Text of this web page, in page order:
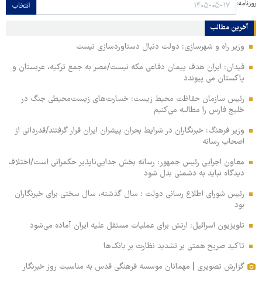
روزنامه: انتخاب
آخرین مطالب
وزیر راه و شهرسازی: دولت دنبال دستاوردسازی نیست
فیدان: ایران هدف پیمان دفاعی مکه نیست/مصر به جمع ترکیه، عربستان و
پاکستان می پیوندد
رئیس سازمان حفاظت محیط زیست: خسارت‌های زیست‌محیطی جنگ در
خلیج فارس را مطالبه‌ می‌کنیم
وزیر فرهنگ: خبرنگاران در شرایط بحران پیشران ایران قرار گرفتند/قدردانی از
اصحاب رسانه
معاون اجرایی رئیس جمهور: رسانه بخش جدایی‌ناپذیر حکمرانی است/اختلاف
دیدگاه نباید به دشمنی بدل شود
رئیس شورای اطلاع رسانی دولت : سال گذشته، سال سختی برای خبرنگاران
بود
تلویزیون اسرائیل: ارتش برای عملیات مستقل علیه ایران آماده می‌شود
تاکید صریح همتی بر تشدید نظارت بر بانک‌ها
گزارش تصویری | مهمانان موسسه فرهنگی قدس به مناسبت روز خبرنگار